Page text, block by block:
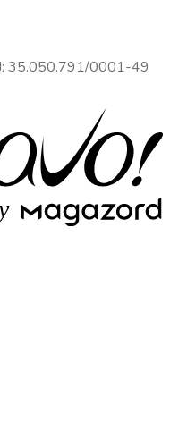
35.050.791/0001-49